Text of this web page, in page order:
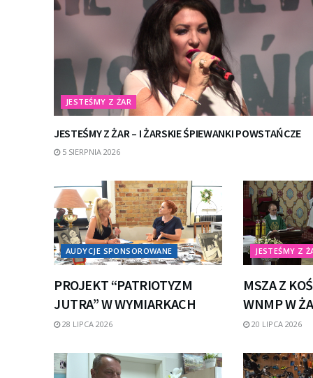
JESTEŚMY Z ŻAR
JESTEŚMY Z ŻAR – I ŻARSKIE ŚPIEWANKI POWSTAŃCZE
5 SIERPNIA 2026
AUDYCJE SPONSOROWANE
PROJEKT “PATRIOTYZM
JUTRA” W WYMIARKACH
28 LIPCA 2026
JESTEŚMY Z
MSZA Z
WNMP W
20 LIPCA 2026